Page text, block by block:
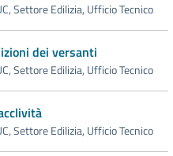
Settore Edilizia, Ufficio Tecnico
dei versanti
Settore Edilizia, Ufficio Tecnico
Settore Edilizia, Ufficio Tecnico